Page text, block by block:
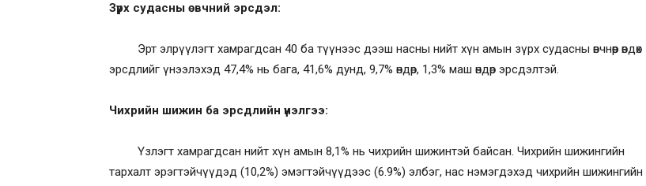
Зүрх судасны өвчний эрсдэл:
Эрт элрүүлэгт хамрагдсан 40 ба түүнээс дээш насны нийт хүн амын зүрх судасны өвчнөөр өвдөх
эрсдлийг үнээлэхэд 47,4% нь бага, 41,6% дунд, 9,7% өндөр, 1,3% маш өндөр эрсдэлтэй.
Чихрийн шижин ба эрсдлийн үнэлгээ:
Үзлэгт хамрагдсан нийт хүн амын 8,1% нь чихрийн шижинтэй байсан. Чихрийн шижингийн
тархалт эрэгтэйчүүдэд (10,2%) эмэгтэйчүүдээс (6.9%) элбэг, нас нэмэгдэхэд чихрийн шижингийн